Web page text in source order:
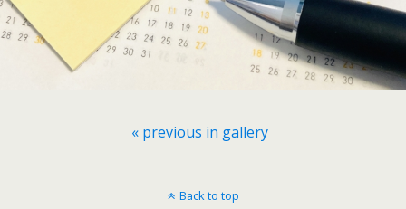
« previous in gallery
Back to top